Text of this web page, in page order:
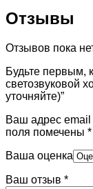
Отзывы
Отзывов пока
Будьте первым,
светозвуковой
уточняйте)”
Ваш адрес email
поля помечены *
Ваша оценка
Ваш отзыв *